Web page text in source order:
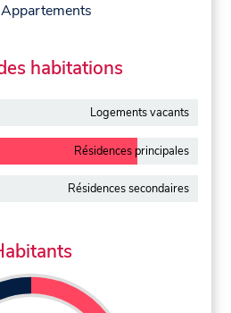
habitations
Logements vacants
Résidences principales
Résidences secondaires